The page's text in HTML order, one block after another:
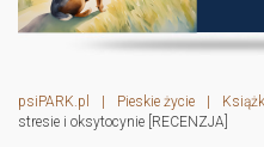
psiPARK.pl | Pieskie życie |
stresie i oksytocynie [RECENZJA]